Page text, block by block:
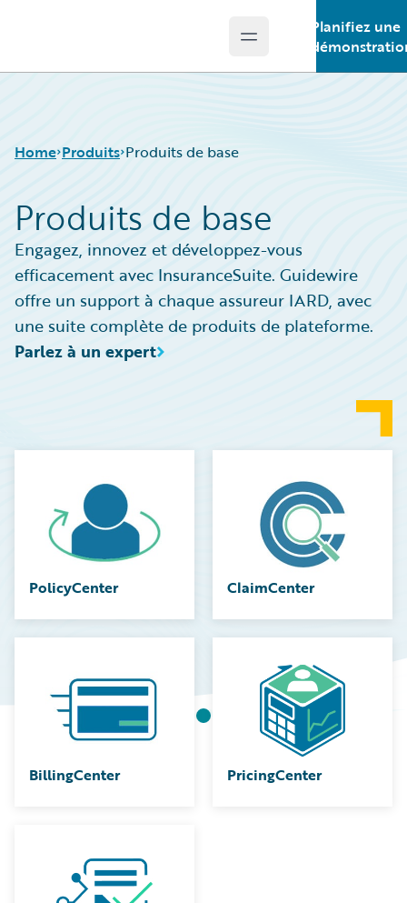
Open main menu
Planifiez une
Home Produits
Produits de base
Guidewire Analytics
Technologie Guidewire
Guidewire Solutions
Services
Produits de base
Produits de base
Engagez, innovez et développez-vous
efficacement avec InsuranceSuite. Guidewire
offre un support à chaque assureur IARD, avec
une suite complète de produits de plateforme.
Parlez à un expert
PolicyCenter ClaimCenter
BillingCenter PricingCenter